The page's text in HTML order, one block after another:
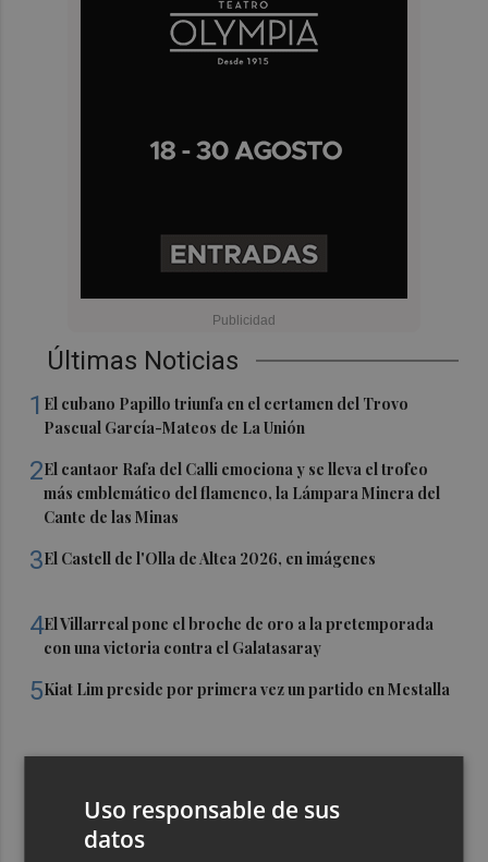
Últimas Noticias
1 El cubano Papillo triunfa en el certamen del Trovo
Pascual García-Mateos de La Unión
2El cantaor Rafa del Calli emociona y se lleva el trofeo
más emblemático del flamenco, la Lámpara Minera del
Cante de las Minas
3El Castell de l'Olla de Altea 2026, en imágenes
4El Villarreal pone el broche de oro a la pretemporada
con una victoria contra el Galatasaray
5Kiat Lim preside por primera vez un partido en Mestalla
Uso responsable de sus
datos